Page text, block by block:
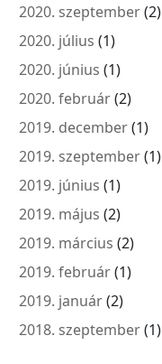
2020. szeptember(2)
2020. július (1)
2020. június (1)
2020. február(2)
2019. december(1)
2019. szeptember(1)
2019. június (1)
2019. május (2)
2019. március (2)
2019. február(1)
2019. január(2)
2018. szeptember(1)